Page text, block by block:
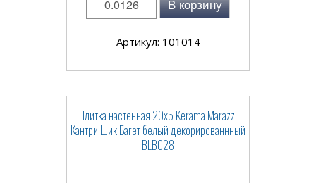
В корзину
Артикул: 101014
Плитка настенная 20x5 Kerama Marazzi
Кантри Шик Багет белый декорированнный
BLB028